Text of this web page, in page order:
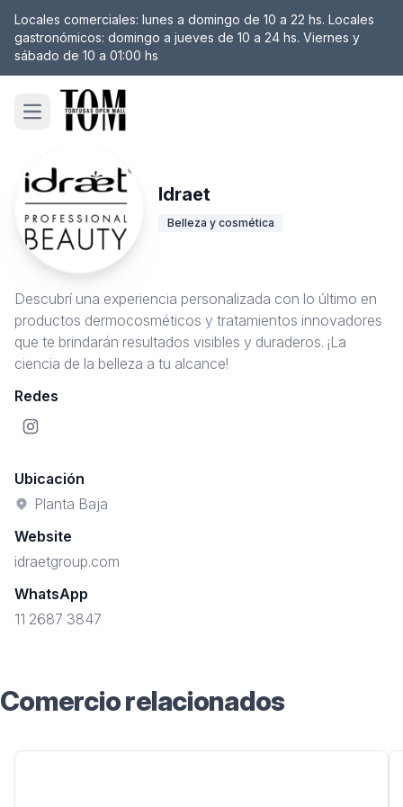
Locales comerciales: lunes a domingo de 10 a 22 hs. Locales
gastronómicos: domingo a jueves de 10 a 24 hs. Viernes y
sábado de 10 a 01:00 hs
Open main menu
Idraet
Belleza y cosmética
Descubrí una experiencia personalizada con lo último en
productos dermocosméticos y tratamientos innovadores
que te brindarán resultados visibles y duraderos. ¡La
ciencia de la belleza a tu alcance!
Redes
Ubicación
Planta Baja
Website
idraetgroup.com
WhatsApp
11 2687 3847
Comercio relacionados